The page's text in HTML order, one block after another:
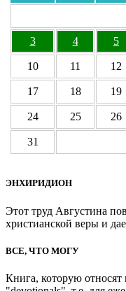
3 4 5
10 11 12
17 18 19
24 25 26
31
ЭНХИРИДИОН
Этот труд Августина
христианской веры и
ВСЕ, ЧТО МОГУ
Книга, которую относят